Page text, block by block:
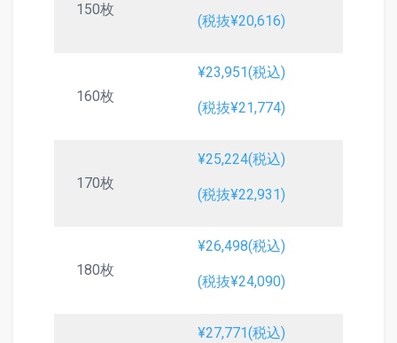
150枚
(税抜¥20,616)
160枚
¥23,951(税込)
(税抜¥21,774)
170枚
¥25,224(税込)
(税抜¥22,931)
180枚
¥26,498(税込)
(税抜¥24,090)
¥27,771(税込)